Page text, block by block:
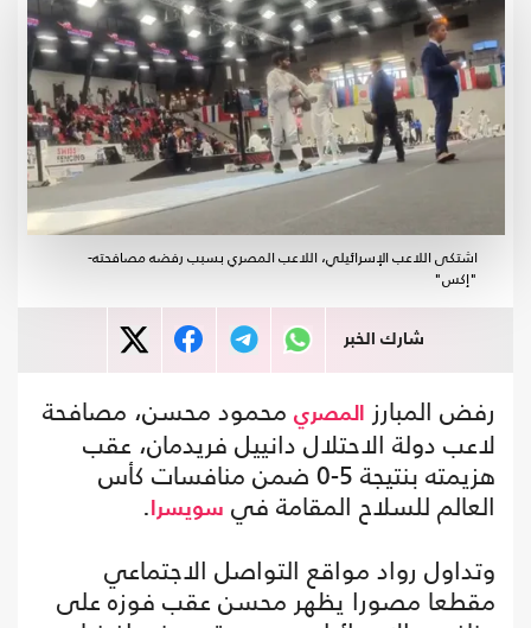
اشتكى اللاعب الإسرائيلي، اللاعب المصري بسبب رفضه مصافحته-
"إكس"
شارك الخبر
رفض المبارز المصري محمود محسن، مصافحة
لاعب دولة الاحتلال دانييل فريدمان، عقب
هزيمته بنتيجة 5-0 ضمن منافسات كأس
العالم للسلاح المقامة في سويسرا .
وتداول رواد مواقع التواصل الاجتماعي
مقطعا مصورا يظهر محسن عقب فوزه على